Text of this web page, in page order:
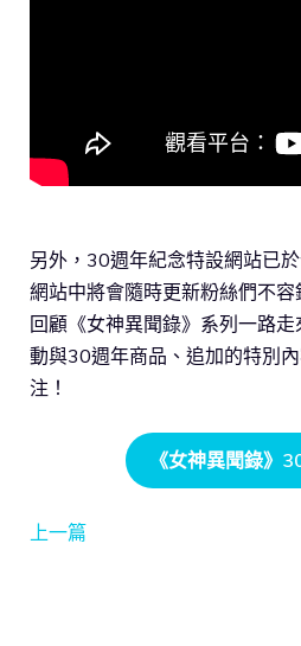
另外，30週年紀念特設網站已
網站中將會隨時更新粉絲們不
回顧《女神異聞錄》系列一路
動與30週年商品、追加的特別
注！
《女神異聞錄》
上一篇